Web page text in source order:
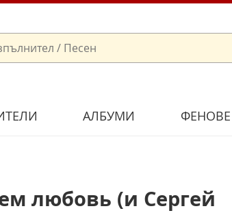
АЛБУМИ ФЕНОВЕ
любовь (и Сергей